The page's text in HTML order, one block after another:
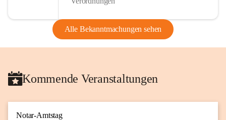
Alle Bekanntmachungen sehen
Kommende Veranstaltungen
Notar-Amtstag